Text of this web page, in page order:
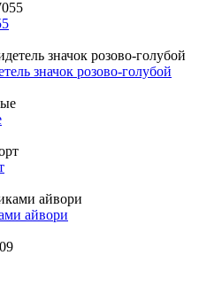
значок розово-голубой
айвори